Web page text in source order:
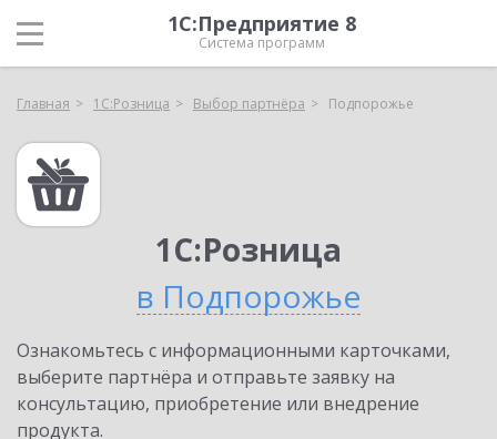
1С:Предприятие 8
Система программ
Главная 1С:Розница Выбор партнёра Подпорожье
1С:Розница
в Подпорожье
Ознакомьтесь с информационными карточками,
выберите партнёра и отправьте заявку на
консультацию, приобретение или внедрение
продукта.